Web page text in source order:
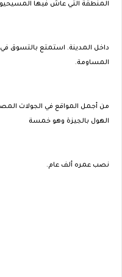
المنطقة التي عاش فيها
داخل المدينة. استمتع بالتسوق في
المساومة.
من أجمل المواقع في الجولات
الهول بالجيزة وهو خمسة
نصب عمره ألف عام.